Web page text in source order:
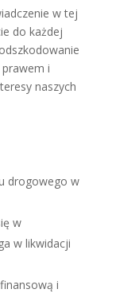
w tej
do każdej
i
naszych
drogowego w
w
w likwidacji
i